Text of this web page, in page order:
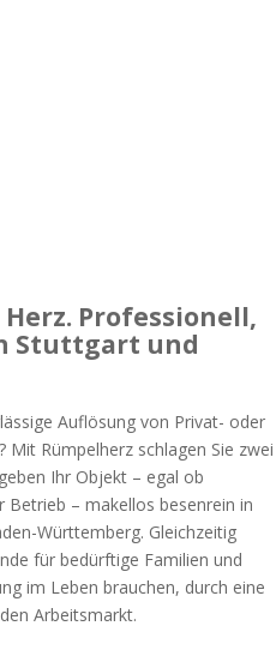
Professionell,
Stuttgart und
Auflösung von Privat- oder
Mit Rümpelherz schlagen Sie zwei
Ihr Objekt – egal ob
– makellos besenrein in
Württemberg. Gleichzeitig
für bedürftige Familien und
im Leben brauchen, durch eine
Arbeitsmarkt.